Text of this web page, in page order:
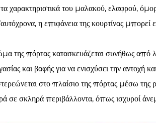
χαρακτηριστικά του μαλακού, ελαφρού,
η επιφάνεια της κουρτίνας
πόρτας κατασκευάζεται συνήθως από
και βαφής για να ενισχύσει την αντοχή
στο πλαίσιο της πόρτας μέσω
σε σκληρά περιβάλλοντα, όπως ισχυροί